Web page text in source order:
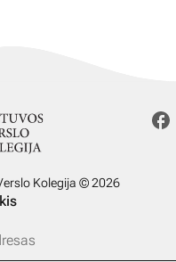
Kolegija © 2026